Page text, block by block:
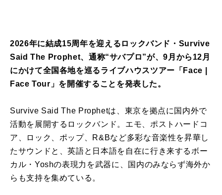
2026年に結成15周年を迎えるロックバンド・Survive
Said The Prophet、通称“サバプロ”が、9月から12月
にかけて全国各地を巡るライブハウスツアー「Face |
Face Tour」を開催することを発表した。
Survive Said The Prophetは、東京を拠点に国内外で
活動を展開するロックバンド。エモ、ポストハードコ
ア、ロック、ポップ、R&Bなど多彩な音楽性を昇華し
たサウンドと、英語と日本語を自在に行き来するボー
カル・Yoshの表現力を武器に、国内のみならず海外か
らも支持を集めている。